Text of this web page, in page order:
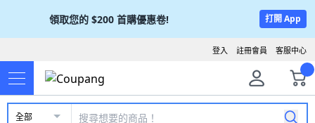
領取您的 $200 首購優惠卷! 打開 App
客服中心
註冊會員
登入
全部